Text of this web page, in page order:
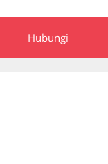
Hubungi